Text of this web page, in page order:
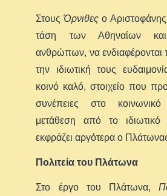
ΣτουςΌρνιθες ο Αριστοφάνης
τάση των Αθηναίων
ανθρώπων, να ενδιαφέρονται
την ιδιωτική τους
κοινό καλό, στοιχείο που
συνέπειες στο
μετάθεση από το
εκφράζει αργότερα ο
Πολιτεία του Πλάτωνα
Στο έργο του Πλάτωνα,